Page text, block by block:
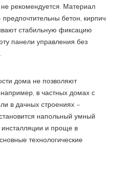
рекомендуется. Материал
бетон, кирпич
стабильную фиксацию
панели управления без
дома не позволяют
в частных домах с
в дачных строениях –
напольный умный
инсталляции и проще в
технологические